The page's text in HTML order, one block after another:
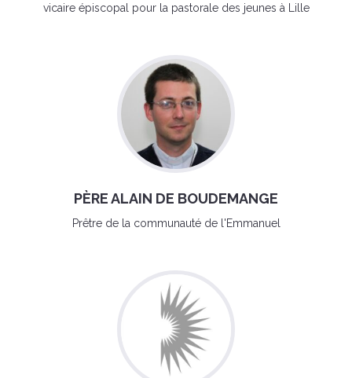
vicaire épiscopal pour la pastorale des jeunes à Lille
PÈRE ALAIN DE BOUDEMANGE
Prêtre de la communauté de l'Emmanuel